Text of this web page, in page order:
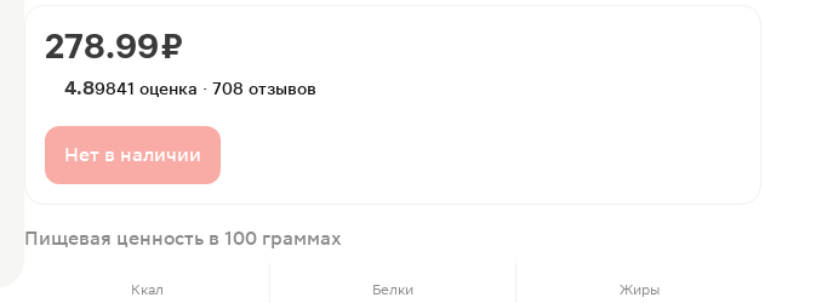
278.99 ₽
4.89841 оценка · 708 отзывов
Нет в наличии
Пищевая ценность в 100 граммах
Ккал Белки Жиры